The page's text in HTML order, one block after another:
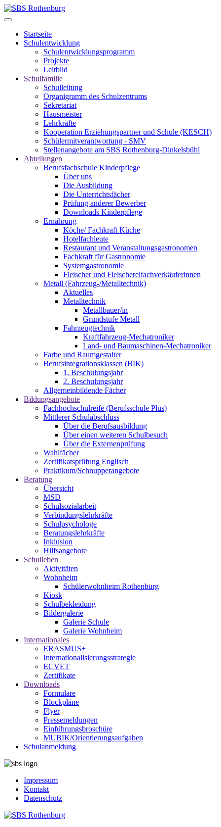
Startseite
Schulentwicklung
Schulentwicklungsprogramm
Projekte
Leitbild
Schulfamilie
Schulleitung
Organigramm des Schulzentrums
Sekretariat
Hausmeister
Lehrkräfte
Kooperation Erziehungspartner und Schule (KESCH)
Schülermitverantwortung - SMV
Stellenangebote am SBS Rothenburg-Dinkelsbühl
Abteilungen
Berufsfachschule Kinderpflege
Über uns
Die Ausbildung
Die Unterrichtsfächer
Prüfung anderer Bewerber
Downloads Kinderpflege
Ernährung
Köche/ Fachkraft Küche
Hotelfachleute
Restaurant und Veranstaltungsgastronomen
Fachkraft für Gastronomie
Systemgastronomie
Fleischer und Fleischereifachverkäuferinnen
Metall (Fahrzeug-/Metalltechnik)
Aktuelles
Metalltechnik
Metallbauer/in
Grundstufe Metall
Fahrzeugtechnik
Kraftfahrzeug-Mechatroniker
Land- und Baumaschinen-Mechatroniker
Farbe und Raumgestalter
Berufsintegrationsklassen (BIK)
1. Beschulungsjahr
2. Beschulungsjahr
Allgemeinbildende Fächer
Bildungsangebote
Fachhochschulreife (Berufsschule Plus)
Mittlerer Schulabschluss
Über die Berufsausbildung
Über einen weiteren Schulbesuch
Über die Externenprüfung
Wahlfächer
Zertifikatsprüfung Englisch
Praktikum/Schnupperangebote
Beratung
Übersicht
MSD
Schulsozialarbeit
Verbindungslehrkräfte
Schulpsychologe
Beratungslehrkräfte
Inklusion
Hilfsangebote
Schulleben
Aktivitäten
Wohnheim
Schülerwohnheim Rothenburg
Kiosk
Schulbekleidung
Bildergalerie
Galerie Schule
Galerie Wohnheim
Internationales
ERASMUS+
Internationalisierungsstrategie
ECVET
Zertifikate
Downloads
Formulare
Blockpläne
Flyer
Pressemeldungen
Einführungsbroschüre
MUBIK/Orientierungsaufgaben
Schulanmeldung
Impressum
Kontakt
Datenschutz